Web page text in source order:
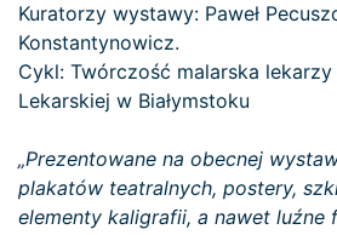
Kuratorzy wystawy: Paweł
Konstantynowicz.
Cykl: Twórczość malarska
Lekarskiej w Białymstoku
„Prezentowane na obecnej
plakatów teatralnych, postery,
elementy kaligrafii, a nawet luźne